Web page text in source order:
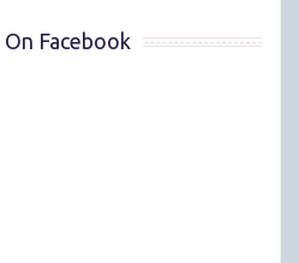
On Facebook